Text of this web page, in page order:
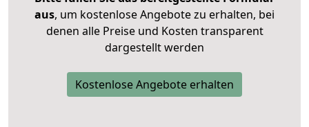
aus, um kostenlose Angebote zu erhalten, bei
denen alle Preise und Kosten transparent
dargestellt werden
Kostenlose Angebote erhalten